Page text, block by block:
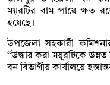
ময়ূরটির বাম পায়ে ক্ষত
হয়েছে।
উপজেলা সহকারী
“উদ্ধার করা ময়ূরটিকে
বন বিভাগীয় কার্যালয়ে